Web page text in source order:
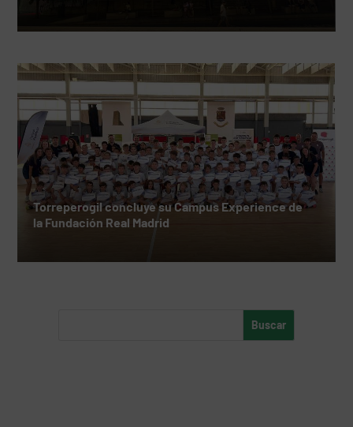
Torreperogil concluye su Campus Experience de
la Fundación Real Madrid